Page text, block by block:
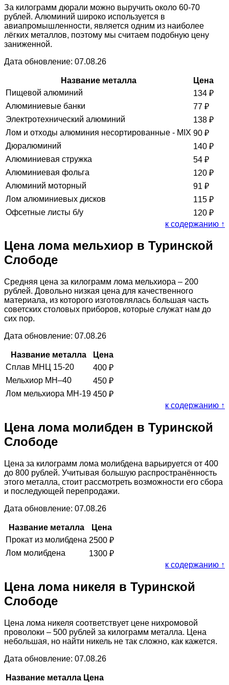
За килограмм дюрали можно выручить около 60-70
рублей. Алюминий широко используется в
авиапромышленности, является одним из наиболее
лёгких металлов, поэтому мы считаем подобную цену
заниженной.
Дата обновление: 07.08.26
Название металла
Цена
Пищевой алюминий
134 ₽
Алюминиевые банки
77 ₽
Электротехнический алюминий
138 ₽
Лом и отходы алюминия несортированные - MIX 90 ₽
Дюралюминий
140 ₽
Алюминиевая стружка
54 ₽
Алюминиевая фольга
120 ₽
Алюминий моторный
91 ₽
Лом алюминиевых дисков
115 ₽
Офсетные листы б/у
120 ₽
к содержанию ↑
Цена лома мельхиор в Туринской
Слободе
Средняя цена за килограмм лома мельхиора – 200
рублей. Довольно низкая цена для качественного
материала, из которого изготовлялась большая часть
советских столовых приборов, которые служат нам до
сих пор.
Дата обновление: 07.08.26
Название металла
Цена
Сплав МНЦ 15-20
400 ₽
Мельхиор МН–40
450 ₽
Лом мельхиора МН-19 450 ₽
к содержанию ↑
Цена лома молибден в Туринской
Слободе
Цена за килограмм лома молибдена варьируется от 400
до 800 рублей. Учитывая большую распространённость
этого металла, стоит рассмотреть возможности его сбора
и последующей перепродажи.
Дата обновление: 07.08.26
Название металла
Цена
Прокат из молибдена 2500 ₽
Лом молибдена
1300 ₽
к содержанию ↑
Цена лома никеля в Туринской
Слободе
Цена лома никеля соответствует цене нихромовой
проволоки – 500 рублей за килограмм металла. Цена
небольшая, но найти никель не так сложно, как кажется.
Дата обновление: 07.08.26
Название металла Цена